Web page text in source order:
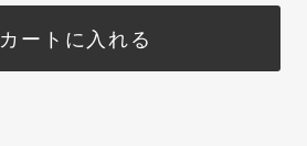
カートに入れる